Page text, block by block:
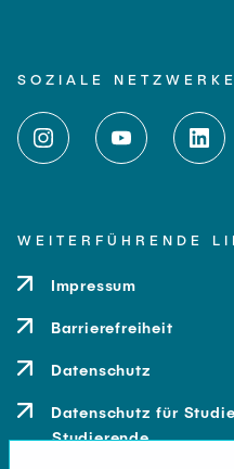
SOZIALE NETZWERKE
WEITERFÜHRENDE
Impressum
Barrierefreiheit
Datenschutz
Datenschutz für
Studierende